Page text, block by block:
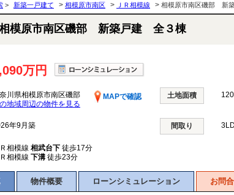
> 新築一戸建て > 相模原市南区 > ＪＲ相模線 > 相模原市南区磯部 新
模原市南区磯部 新築戸建 全３棟
万円
川県相模原市南区磯部
MAPで確認
地域周辺の物件を見る
土地面積
年9月築 間取り
相模線 相武台下 徒歩17分
相模線 下溝 徒歩23分
物件概要 ローンシミュレーション お問